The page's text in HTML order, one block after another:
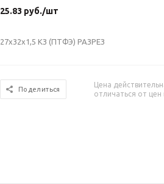
25.83 руб./шт
27х32х1,5 КЗ (ПТФЭ) РАЗРЕЗ
Поделиться
Цена
отличаться от цен